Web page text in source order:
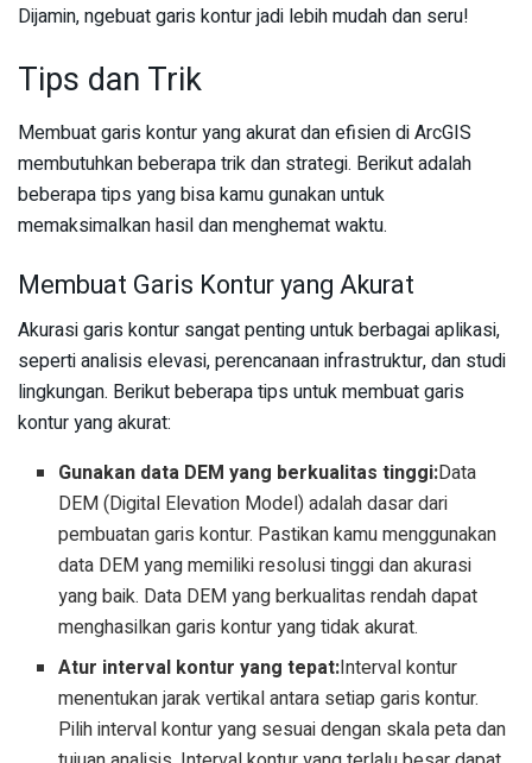
Dijamin, ngebuat garis kontur jadi lebih mudah dan seru!
Tips dan Trik
Membuat garis kontur yang akurat dan efisien di ArcGIS
membutuhkan beberapa trik dan strategi. Berikut adalah
beberapa tips yang bisa kamu gunakan untuk
memaksimalkan hasil dan menghemat waktu.
Membuat Garis Kontur yang Akurat
Akurasi garis kontur sangat penting untuk berbagai aplikasi,
seperti analisis elevasi, perencanaan infrastruktur, dan studi
lingkungan. Berikut beberapa tips untuk membuat garis
kontur yang akurat:
Gunakan data DEM yang berkualitas tinggi:Data
DEM (Digital Elevation Model) adalah dasar dari
pembuatan garis kontur. Pastikan kamu menggunakan
data DEM yang memiliki resolusi tinggi dan akurasi
yang baik. Data DEM yang berkualitas rendah dapat
menghasilkan garis kontur yang tidak akurat.
Atur interval kontur yang tepat:Interval kontur
menentukan jarak vertikal antara setiap garis kontur.
Pilih interval kontur yang sesuai dengan skala peta dan